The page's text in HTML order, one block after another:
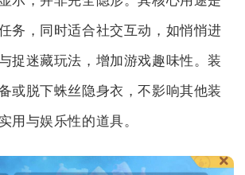
务，同时适合社交互动，如悄悄进
捉迷藏玩法，增加游戏趣味性。装
或脱下蛛丝隐身衣，不影响其他装
用与娱乐性的道具。